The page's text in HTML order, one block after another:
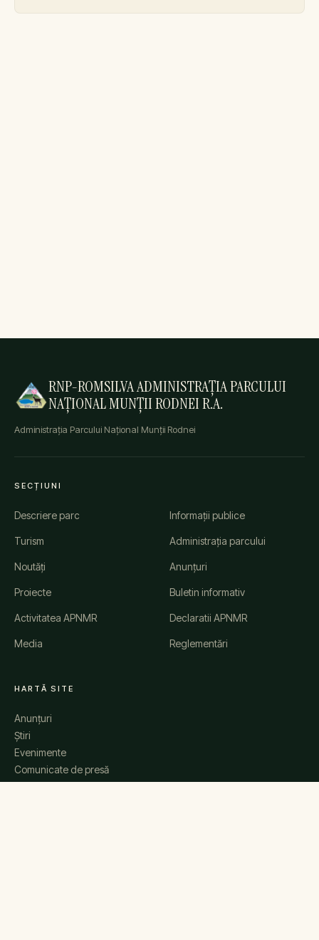
RNP-ROMSILVA ADMINISTRAȚIA PARCULUI
NAȚIONAL MUNȚII RODNEI R.A.
Administrația Parcului Național Munții Rodnei
SECȚIUNI
Descriere parc
Turism
Noutăți
Proiecte
Activitatea APNMR
Media
Informații publice
Administrația parcului
Anunțuri
Buletin informativ
Declaratii APNMR
Reglementări
HARTĂ SITE
Anunțuri
Știri
Evenimente
Comunicate de presă